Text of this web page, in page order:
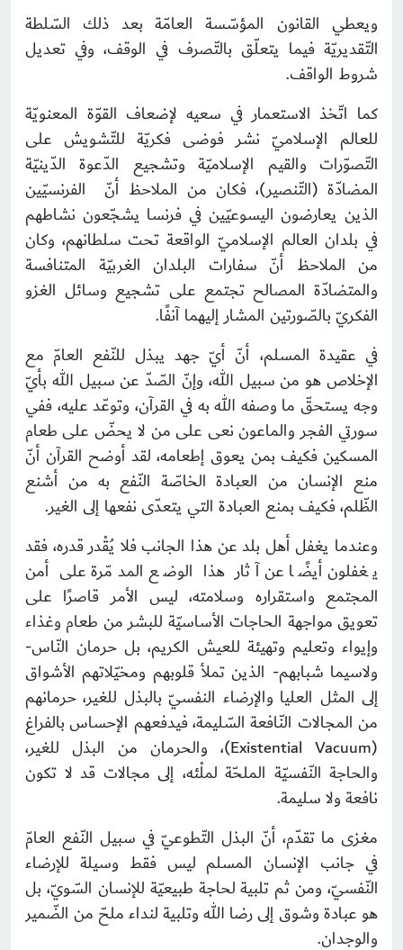
ويعطي القانون المؤسّسة العامّة بعد ذلك السّلطة
التّقديريّة فيما يتعلّق بالتّصرف في الوقف، وفي تعديل
شروط الواقف.
كما اتّخذ الاستعمار في سعيه لإضعاف القوّة المعنويّة
للعالم الإسلاميّ نشر فوضى فكريّة للتّشويش على
التّصوّرات والقيم الإسلاميّة وتشجيع الدّعوة الدّينيّة
المضادّة (التّنصير)، فكان من الملاحظ أنّ الفرنسيّين
الذين يعارضون اليسوعيّين في فرنسا يشجّعون نشاطهم
في بلدان العالم الإسلاميّ الواقعة تحت سلطانهم، وكان
من الملاحظ أنّ سفارات البلدان الغربيّة المتنافسة
والمتضادّة المصالح تجتمع على تشجيع وسائل الغزو
الفكريّ بالصّورتين المشار إليهما آنفًا.
في عقيدة المسلم، أنّ أيّ جهد يبذل للنّفع العامّ مع
الإخلاص هو من سبيل الله، وإنّ الصّدّ عن سبيل الله بأيّ
وجه يستحقّ ما وصفه الله به في القرآن، وتوعّد عليه، ففي
سورتي الفجر والماعون نعى على من لا يحضّ على طعام
المسكين فكيف بمن يعوق إطعامه، لقد أوضح القرآن أنّ
منع الإنسان من العبادة الخاصّة النّفع به من أشنع
الظّلم، فكيف بمنع العبادة التي يتعدّى نفعها إلى الغير.
وعندما يغفل أهل بلد عن هذا الجانب فلا يُقْدر قدره، فقد
يغفلون أيضًا عن آثار هذا الوضع المدمّرة على أمن
المجتمع واستقراره وسلامته، ليس الأمر قاصرًا على
تعويق مواجهة الحاجات الأساسيّة للبشر من طعام وغذاء
وإيواء وتعليم وتهيئة للعيش الكريم، بل حرمان النّاس-
ولاسيما شبابهم- الذين تملأ قلوبهم ومخيّلاتهم الأشواق
إلى المثل العليا والإرضاء النفسيّ بالبذل للغير، حرمانهم
من المجالات النّافعة السّليمة، فيدفعهم الإحساس بالفراغ
(
Existential Vacuum)، والحرمان من البذل للغير،
والحاجة النّفسيّة الملحّة لملْئه، إلى مجالات قد لا تكون
نافعة ولا سليمة.
مغزى ما تقدّم، أنّ البذل التّطوعيّ في سبيل النّفع العامّ
في جانب الإنسان المسلم ليس فقط وسيلة للإرضاء
النّفسيّ، ومن ثم تلبية لحاجة طبيعيّة للإنسان السّويّ، بل
هو عبادة وشوق إلى رضا الله وتلبية لنداء ملحّ من الضّمير
والوجدان.